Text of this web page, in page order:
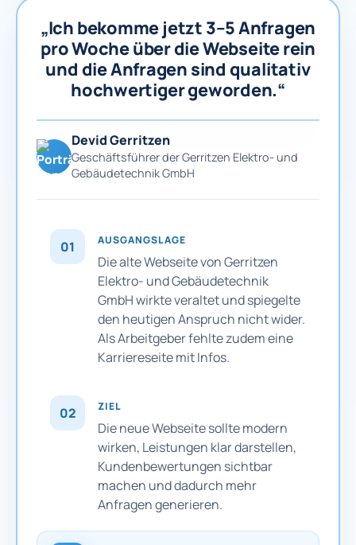
„Ich bekomme jetzt 3–5 Anfragen
pro Woche über die Webseite rein
und die Anfragen sind qualitativ
hochwertiger geworden.“
Devid Gerritzen
Geschäftsführer der Gerritzen Elektro- und
Gebäudetechnik GmbH
01 AUSGANGSLAGE
Die alte Webseite von Gerritzen
Elektro- und Gebäudetechnik
GmbH wirkte veraltet und spiegelte
den heutigen Anspruch nicht wider.
Als Arbeitgeber fehlte zudem eine
Karriereseite mit Infos.
02 ZIEL
Die neue Webseite sollte modern
wirken, Leistungen klar darstellen,
Kundenbewertungen sichtbar
machen und dadurch mehr
Anfragen generieren.